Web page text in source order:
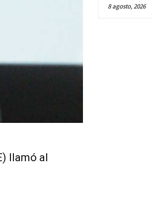
llamó al
8 agosto, 2026